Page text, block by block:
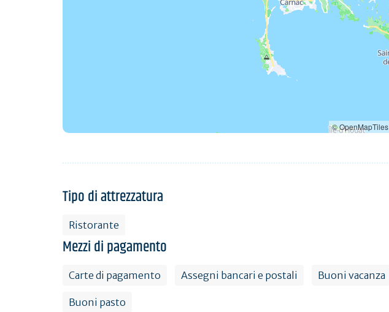
© OpenMapTiles
Tipo di attrezzatura
Ristorante
Mezzi di pagamento
Carte di pagamento Assegni bancari e postali Buoni vacanza
Buoni pasto